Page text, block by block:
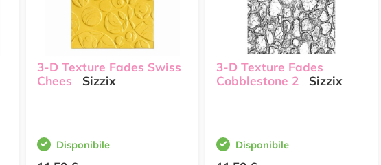
3-D Texture Fades Swiss
Chees
Sizzix
Disponibile
3-D Texture Fades
Cobblestone 2
Sizzix
Disponibile